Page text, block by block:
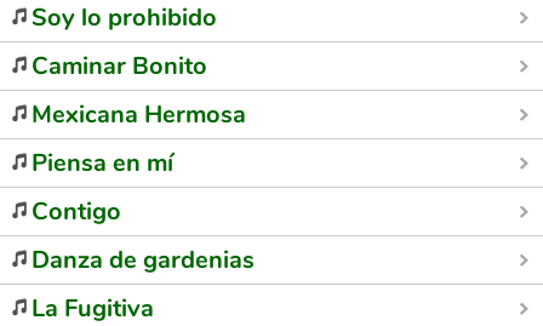
Soy lo prohibido
Caminar Bonito
Mexicana Hermosa
Piensa en mí
Contigo
Danza de gardenias
La Fugitiva